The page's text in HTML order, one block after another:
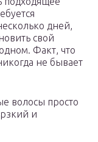
дней,
свой
Факт, что
не бывает
волосы просто
и